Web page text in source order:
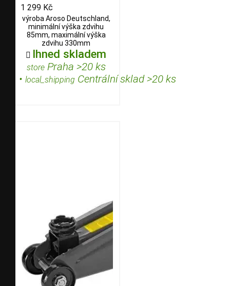
1 299 Kč
výroba Aroso Deutschland,
minimální výška zdvihu
85mm, maximální výška
zdvihu 330mm
 Ihned skladem
storePraha >20 ks
• local_shipping Centrální sklad >20 ks